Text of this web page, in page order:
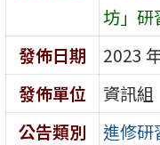
坊」研
發佈日期
2023
發佈單位
資訊組
公告類別
進修研